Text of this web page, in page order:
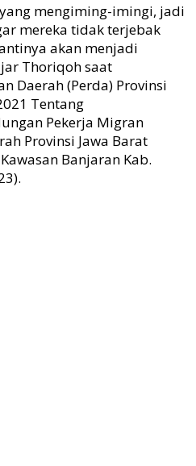
mengiming-imingi, jadi
mereka tidak terjebak
akan menjadi
Thoriqoh saat
Daerah (Perda) Provinsi
Tentang
Pekerja Migran
Provinsi Jawa Barat
Banjaran Kab.